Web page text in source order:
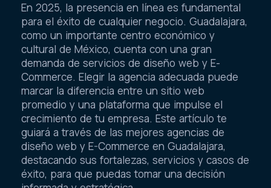
En 2025, la presencia en línea es fundamental
para el éxito de cualquier negocio. Guadalajara,
como un importante centro económico y
cultural de México, cuenta con una gran
demanda de servicios de diseño web y E-
Commerce. Elegir la agencia adecuada puede
marcar la diferencia entre un sitio web
promedio y una plataforma que impulse el
crecimiento de tu empresa. Este artículo te
guiará a través de las mejores agencias de
diseño web y E-Commerce en Guadalajara,
destacando sus fortalezas, servicios y casos de
éxito, para que puedas tomar una decisión